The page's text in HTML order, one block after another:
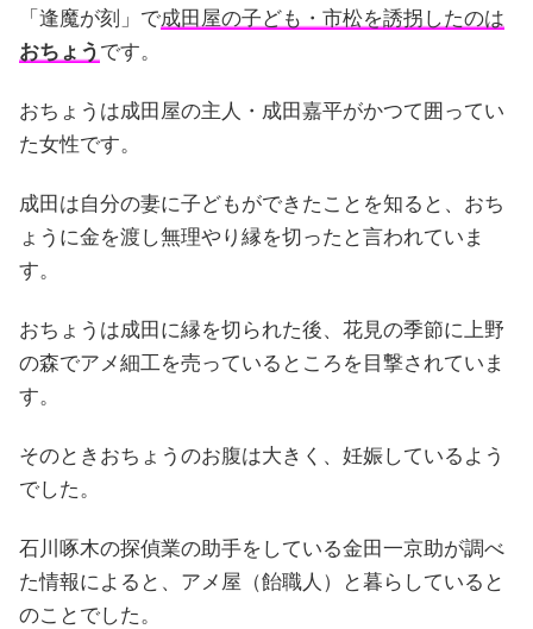
「逢魔が刻」で成田屋の子ども・市松を誘拐したのは
おちょう です。
おちょうは成田屋の主人・成田嘉平がかつて囲ってい
た女性です。
成田は自分の妻に子どもができたことを知ると、おち
ょうに金を渡し無理やり縁を切ったと言われていま
す。
おちょうは成田に縁を切られた後、花見の季節に上野
の森でアメ細工を売っているところを目撃されていま
す。
そのときおちょうのお腹は大きく、妊娠しているよう
でした。
石川啄木の探偵業の助手をしている金田一京助が調べ
た情報によると、アメ屋（飴職人）と暮らしていると
のことでした。